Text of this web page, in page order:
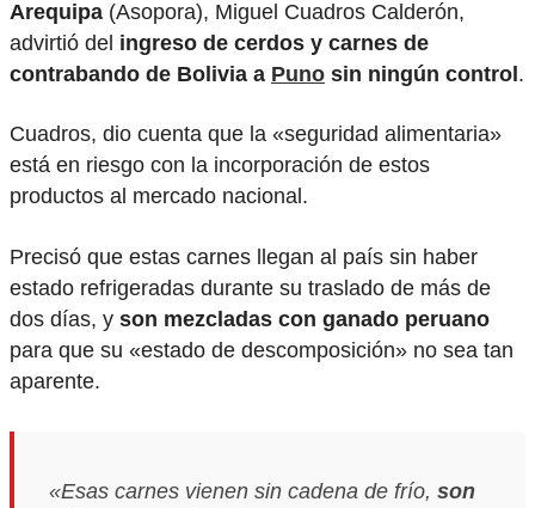
Arequipa (Asopora), Miguel Cuadros Calderón,
advirtió del ingreso de cerdos y carnes de
contrabando de Bolivia a Puno sin ningún control.
Cuadros, dio cuenta que la «seguridad alimentaria»
está en riesgo con la incorporación de estos
productos al mercado nacional.
Precisó que estas carnes llegan al país sin haber
estado refrigeradas durante su traslado de más de
dos días, y son mezcladas con ganado peruano
para que su «estado de descomposición» no sea tan
aparente.
«Esas carnes vienen sin cadena de frío, son